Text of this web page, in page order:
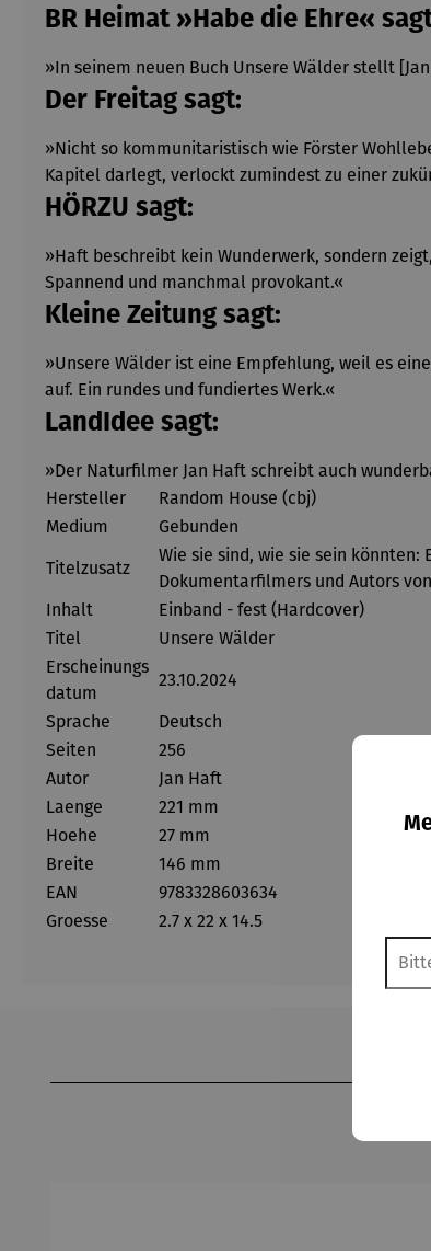
BR Heimat »Habe die Ehre«
»In seinem neuen Buch Unsere Wälder stellt
Der Freitag sagt:
»Nicht so kommunitaristisch wie Förster
Kapitel darlegt, verlockt zumindest zu einer
HÖRZU sagt:
»Haft beschreibt kein Wunderwerk, sondern
Spannend und manchmal provokant.«
Kleine Zeitung sagt:
»Unsere Wälder ist eine Empfehlung, weil es
auf. Ein rundes und fundiertes Werk.«
LandIdee sagt:
»Der Naturfilmer Jan Haft schreibt auch
Hersteller
Random House (cbj)
Medium
Gebunden
Titelzusatz
Wie sie sind, wie sie sein
Dokumentarfilmers und Autors
Inhalt
Einband - fest (Hardcover)
Titel
Unsere Wälder
Erscheinungs
datum
23.10.2024
Sprache
Deutsch
Seiten
256
Autor
Jan Haft
Laenge
221 mm
Hoehe
27 mm
Breite
146 mm
EAN
9783328603634
Groesse
2.7 x 22 x 14.5